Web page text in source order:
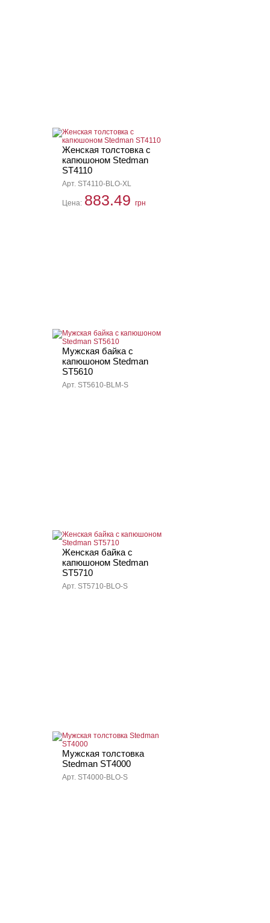
Женская толстовка с
капюшоном Stedman
ST4110
Арт. ST4110-BLO-XL
Цена: 883.49 грн
Мужская байка с
капюшоном Stedman
ST5610
Арт. ST5610-BLM-S
Женская байка с
капюшоном Stedman
ST5710
Арт. ST5710-BLO-S
Мужская толстовка
Stedman ST4000
Арт. ST4000-BLO-S